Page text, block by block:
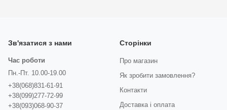
Зв'язатися з нами
Час роботи
Пн.-Пт. 10.00-19.00
+38(068)831-61-91
+38(099)277-72-99
+38(093)068-90-37
Сторінки
Про магазин
Як зробити замовлення?
Контакти
Доставка і оплата